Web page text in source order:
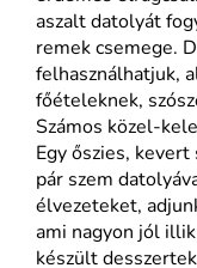
aszalt datolyát
remek csemege.
felhasználhatjuk,
főételeknek,
Számos közel-
Egy őszies,
pár szem
élvezeteket,
ami nagyon jól
készült